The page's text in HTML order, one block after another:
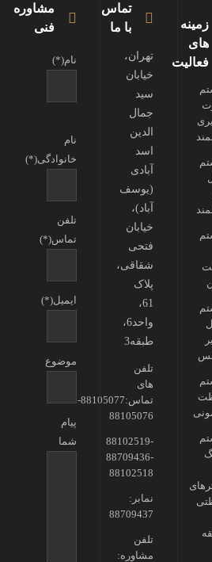
مشاوره
فنی
نام(*)
نام
خانوادگی(*)
تلفن
تماس(*)
ایمیل(*)
موضوع
پیام
شما
تماس
با ما
تهران،
خیابان
سید
جمال
الدین
اسد
آبادی
(یوسف
آباد)،
خیابان
فتحی
شقاقی،
پلاک
61،
واحد6،
طبقه3
تلفن
های
تماس:88105077-
88105076
88102519-
88709436-
88102518
نمابر:
88709437
تلفن
مشاوره:
زمینه
های
فعالیت